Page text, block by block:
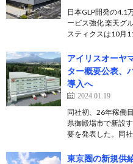
日本GLP開発の4.1
ービス強化 楽天グ
スティクスは10月
アイリスオーヤ
ター概要公表、
導入へ
2024.01.19
同社初、26年稼働
県御殿場市で新設
要を発表した。同
東京圏の新規供